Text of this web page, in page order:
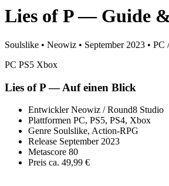
Lies of P — Guide
Soulslike • Neowiz • September 2023 •
PC PS5 Xbox
Lies of P — Auf einen Blick
EntwicklerNeowiz / Round8 Studio
Plattformen PC, PS5, PS4, Xbox
Genre Soulslike, Action-RPG
Release September 2023
Metascore 80
Preis ca. 49,99 €